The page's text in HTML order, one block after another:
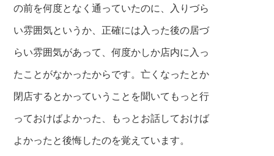
の前を何度となく通っていたのに、入りづら
い雰囲気というか、 正確には入った後の居づ
らい雰囲気があって、何度かしか店内に入っ
たことがなかったからです。亡くなったとか
閉店するとかっていうことを聞いて もっと行
っておけばよかった、もっとお話しておけば
よかったと後悔したのを覚えています。